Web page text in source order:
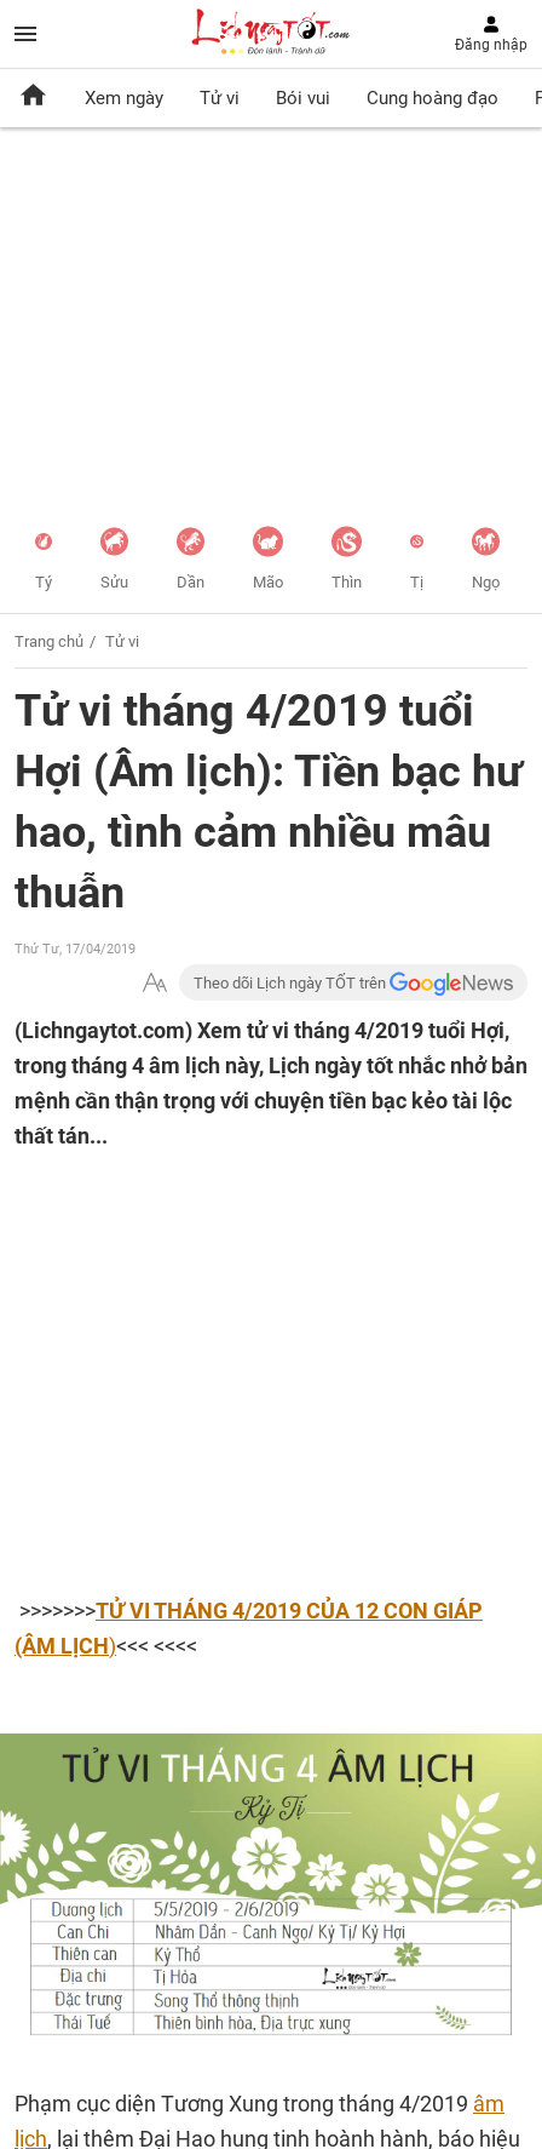
Đăng nhập
Xem ngày Tử vi Bói vui Cung hoàng đạo
Tý Sửu Dần Mão Thìn Tị Ngọ
Trang chủ Tử vi
Tử vi tháng 4/2019 tuổi
Hợi (Âm lịch): Tiền bạc hư
hao, tình cảm nhiều mâu
thuẫn
Thứ Tư, 17/04/2019
Theo dõi Lịch ngày TỐT trên
(Lichngaytot.com)Xem tử vi tháng 4/2019 tuổi Hợi,
trong tháng 4 âm lịch này, Lịch ngày tốt nhắc nhở bản
mệnh cần thận trọng với chuyện tiền bạc kẻo tài lộc
thất tán...
>>>>>>>TỬ VI THÁNG 4/2019 CỦA 12 CON GIÁP
(ÂM LỊCH)<<< <<<<
Phạm cục diện Tương Xung trong tháng 4/2019 âm
lịch, lại thêm Đại Hao hung tinh hoành hành, báo hiệu